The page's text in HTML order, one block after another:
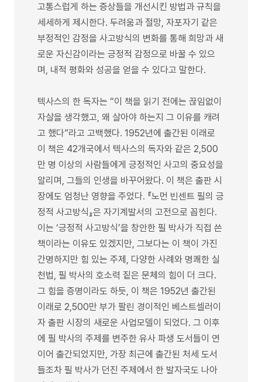
고통스럽게 하는 증상들을 개선시킨 방법과 규칙을
세세하게 제시한다. 두려움과 절망, 자포자기 같은
부정적인 감정을 사고방식의 변화를 통해 희망과 새
로운 자신감이라는 긍정적 감정으로 바꿀 수 있으
며, 내적 평화와 성공을 얻을 수 있다고 말한다.
텍사스의 한 독자는 “이 책을 읽기 전에는 끊임없이
자살을 생각했고, 왜 살아야 하는지 그 이유를 캐려
고 했다”라고 고백했다. 1952년에 출간된 이래로
이 책은 42개국에서 텍사스의 독자와 같은 2,500
만 명 이상의 사람들에게 긍정적인 사고의 중요성을
알리며, 그들의 인생을 바꾸어왔다. 이 책은 출판 시
장에도 엄청난 영향을 주었다. 『노먼 빈센트 필의 긍
정적 사고방식』은 자기계발서의 고전으로 꼽힌다.
이는 ‘긍정적 사고방식’을 창안한 필 박사가 직접 쓴
책이라는 이유도 있겠지만, 그보다는 이 책이 가진
간명하지만 힘 있는 주제, 다양한 사례와 명쾌한 실
천법, 필 박사의 호소력 짙은 문체의 힘이 더 크다.
그 힘을 증명이라도 하듯, 이 책은 1952년 출간된
이래로 2,500만 부가 팔린 경이적인 베스트셀러이
자 출판 시장의 새로운 사업모델이 되었다. 그 이후
에 필 박사의 주제를 변주한 유사 파생 도서들이 연
이어 출간되었지만, 가장 최근에 출간된 처세 도서
들조차 필 박사가 던진 주제에서 한 발자국도 나아